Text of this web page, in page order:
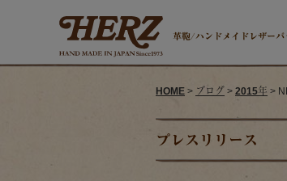
革鞄/ハンドメイドレザー
HOME > ブログ > 2015年 >
プレスリリース